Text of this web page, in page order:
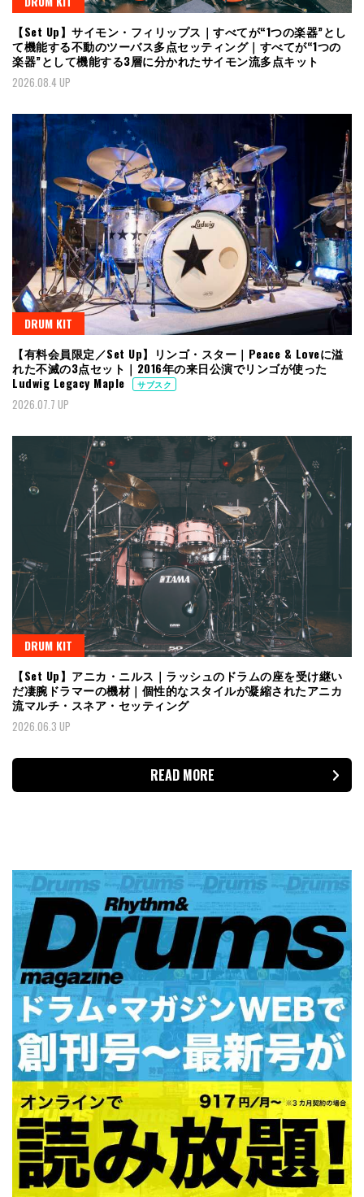
【Set Up】サイモン・フィリップス｜すべてが“1つの楽器”とし
て機能する不動のツーバス多点セッティング｜すべてが“1つの
楽器”として機能する3層に分かれたサイモン流多点キット
2026.08.4 UP
DRUM KIT
【有料会員限定／Set Up】リンゴ・スター｜Peace & Loveに溢
れた不滅の3点セット｜2016年の来日公演でリンゴが使った
Ludwig Legacy Maple
サブスク
2026.07.7 UP
DRUM KIT
【Set Up】アニカ・ニルス｜ラッシュのドラムの座を受け継い
だ凄腕ドラマーの機材｜個性的なスタイルが凝縮されたアニカ
流マルチ・スネア・セッティング
2026.06.3 UP
READ MORE